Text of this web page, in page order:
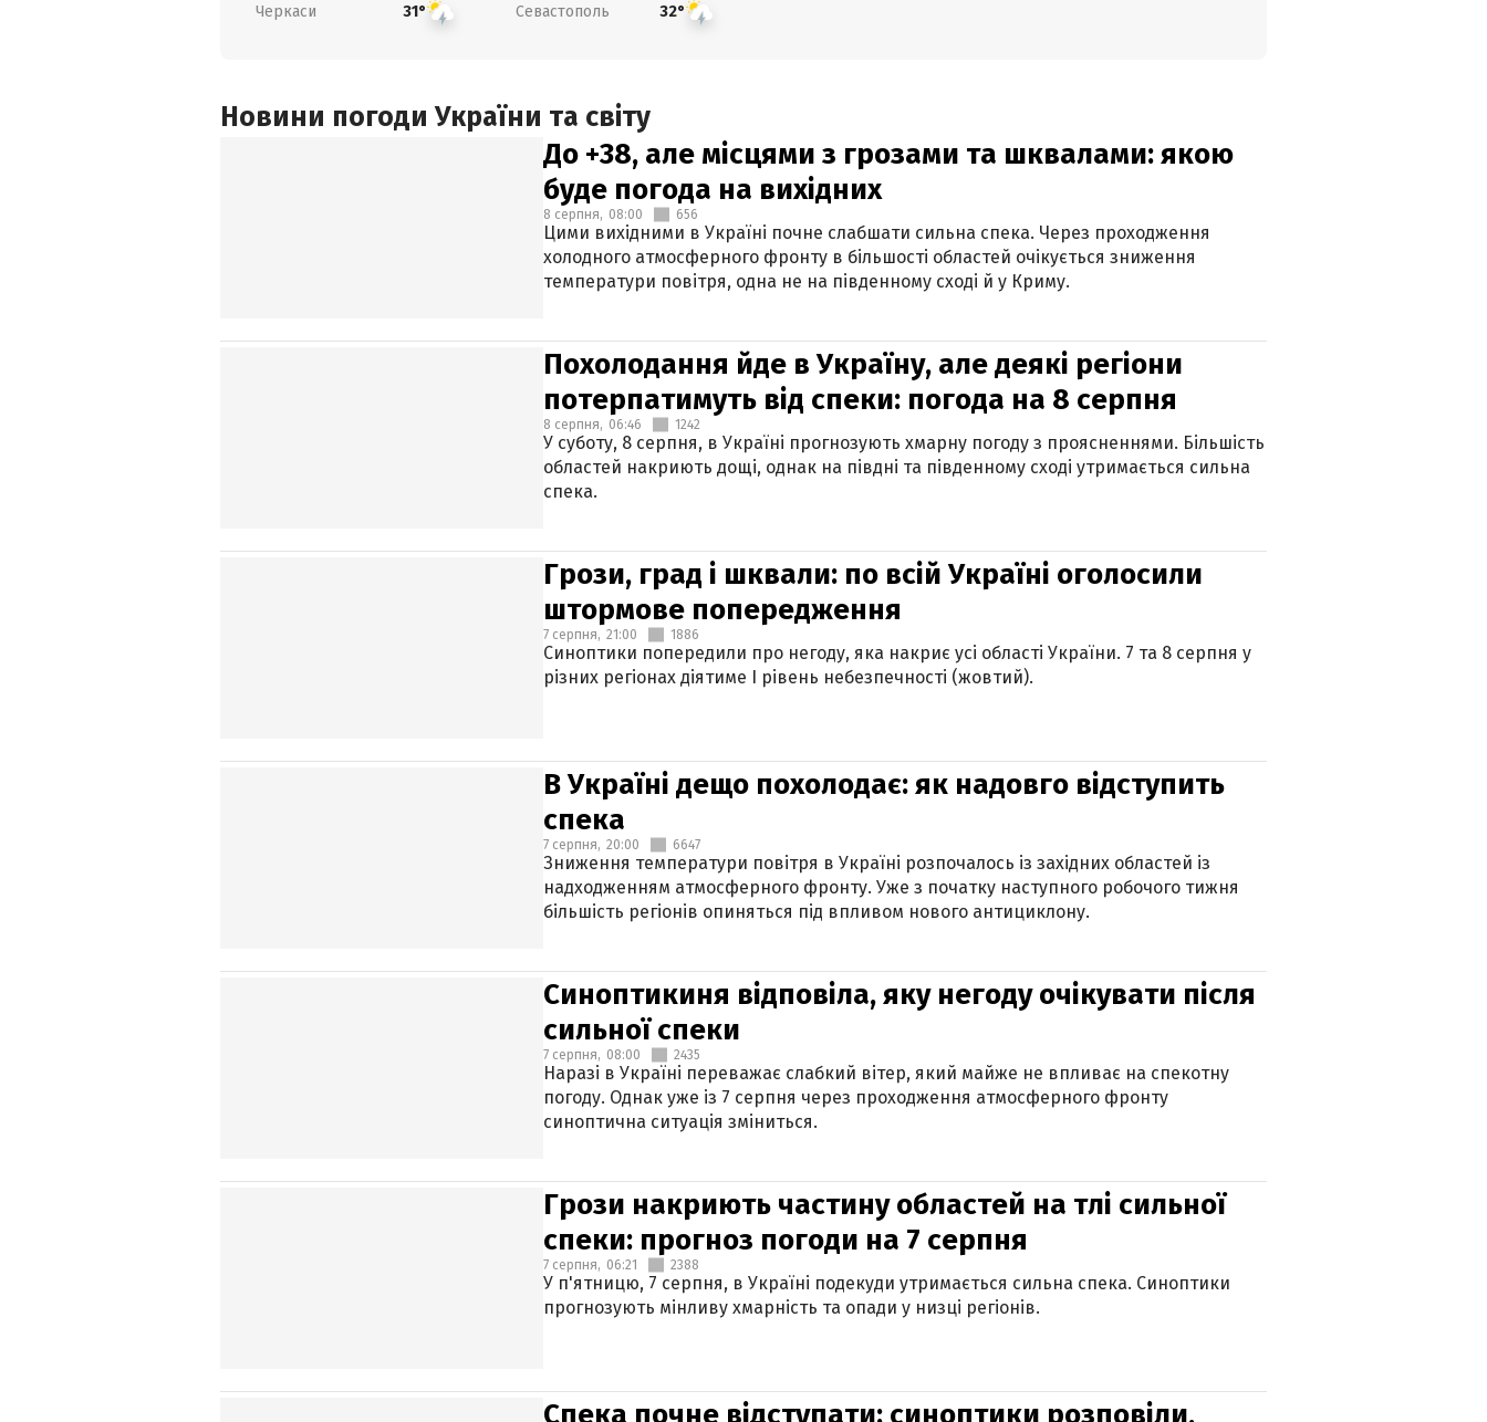
Черкаси 31° Севастополь 32°
Новини погоди України та світу
До +38, але місцями з грозами та шквалами: якою
буде погода на вихідних
8 серпня, 08:00 656
Цими вихідними в Україні почне слабшати сильна спека. Через проходження
холодного атмосферного фронту в більшості областей очікується зниження
температури повітря, одна не на південному сході й у Криму.
Похолодання йде в Україну, але деякі регіони
потерпатимуть від спеки: погода на 8 серпня
8 серпня, 06:46 1242
У суботу, 8 серпня, в Україні прогнозують хмарну погоду з проясненнями. Більшість
областей накриють дощі, однак на півдні та південному сході утримається сильна
спека.
Грози, град і шквали: по всій Україні оголосили
штормове попередження
7 серпня, 21:00 1886
Синоптики попередили про негоду, яка накриє усі області України. 7 та 8 серпня у
різних регіонах діятиме І рівень небезпечності (жовтий).
В Україні дещо похолодає: як надовго відступить
спека
7 серпня, 20:00 6647
Зниження температури повітря в Україні розпочалось із західних областей із
надходженням атмосферного фронту. Уже з початку наступного робочого тижня
більшість регіонів опиняться під впливом нового антициклону.
Синоптикиня відповіла, яку негоду очікувати після
сильної спеки
7 серпня, 08:00 2435
Наразі в Україні переважає слабкий вітер, який майже не впливає на спекотну
погоду. Однак уже із 7 серпня через проходження атмосферного фронту
синоптична ситуація зміниться.
Грози накриють частину областей на тлі сильної
спеки: прогноз погоди на 7 серпня
7 серпня, 06:21 2388
У п'ятницю, 7 серпня, в Україні подекуди утримається сильна спека. Синоптики
прогнозують мінливу хмарність та опади у низці регіонів.
Спека почне відступати: синоптики розповіли,